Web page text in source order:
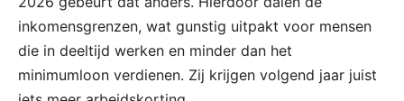
inkomensgrenzen, wat gunstig uitpakt voor mensen
die in deeltijd werken en minder dan het
minimumloon verdienen. Zij krijgen volgend jaar juist